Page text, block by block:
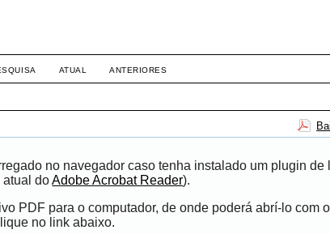
ATUAL ANTERIORES
no navegador caso tenha instalado um plugin de
atual doAdobe Acrobat Reader).
PDF para o computador, de onde poderá abrí-lo com
no link abaixo.